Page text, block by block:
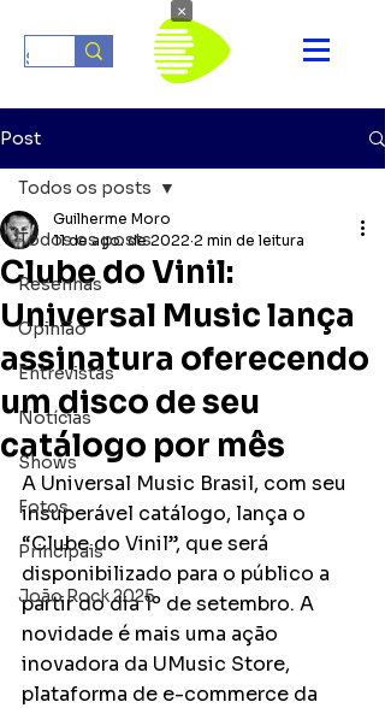
Post
Todos os posts
Resenhas
Opinião
Entrevistas
Notícias
Shows
Fotos
Principais
João Rock 2025
Todos os posts
Clube do Vinil:
Universal Music lança
assinatura oferecendo
um disco de seu
catálogo por mês
Guilherme Moro
11 de ago. de 2022 2 min de leitura
A Universal Music Brasil, com seu
insuperável catálogo, lança o
“Clube do Vinil”, que será
disponibilizado para o público a
partir do dia 1º de setembro. A
novidade é mais uma ação
inovadora da UMusic Store,
plataforma de e-commerce da
×